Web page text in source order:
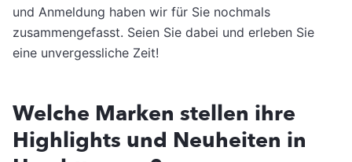
und Anmeldung haben wir für Sie nochmals
zusammengefasst. Seien Sie dabei und erleben Sie
eine unvergessliche Zeit!
Welche Marken stellen ihre
Highlights und Neuheiten in